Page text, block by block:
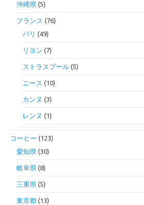
沖縄県 (5)
フランス (76)
パリ (49)
リヨン (7)
ストラスブール (5)
ニース (10)
カンヌ (3)
レンヌ (1)
コーヒー (123)
愛知県 (30)
岐阜県 (8)
三重県 (5)
東京都 (13)